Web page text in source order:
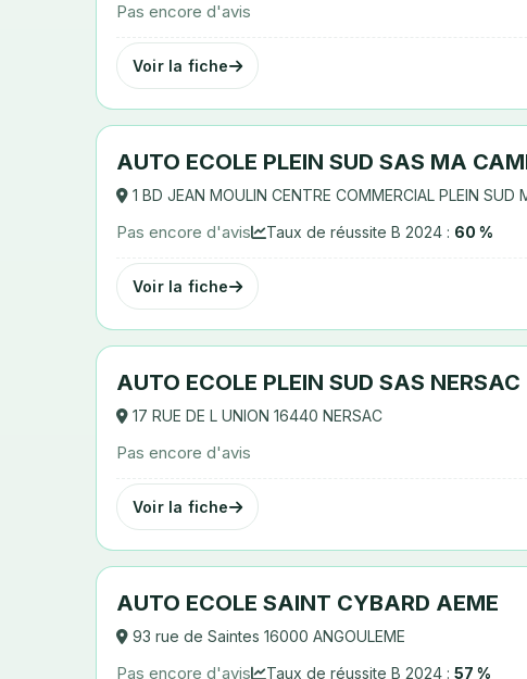
Pas encore d'avis
Voir la fiche
AUTO ECOLE PLEIN SUD SAS MA
1 BD JEAN MOULIN CENTRE COMMERCIAL PLEIN SUD
Pas encore d'avis Taux de réussite B 2024 : 60 %
Voir la fiche
AUTO ECOLE PLEIN SUD SAS NERSAC
17 RUE DE L UNION 16440 NERSAC
Pas encore d'avis
Voir la fiche
AUTO ECOLE SAINT CYBARD AEME
93 rue de Saintes 16000 ANGOULEME
Pas encore d'avis Taux de réussite B 2024 : 57 %